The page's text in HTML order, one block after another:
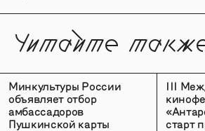
Читайте
Минкультуры России
объявляет отбор
амбассадоров
Пушкинской карты
III
старт